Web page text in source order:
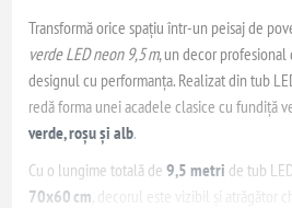
Transformă orice spațiu într-un peisaj de
verde LED neon 9,5 m, un decor profesional
designul cu performanța. Realizat din tub
redă forma unei acadele clasice cu fundiță
verde, roșu și alb.
Cu o lungime totală de9,5 metri de tub
70x60 cm , decorul este vizibil și atrăgător